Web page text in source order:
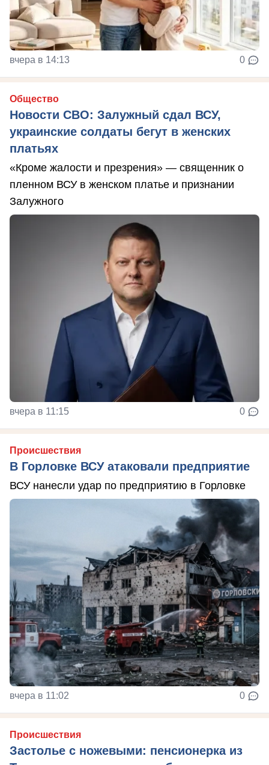
вчера в 14:13 0
Общество
Новости СВО: Залужный сдал ВСУ,
украинские солдаты бегут в женских
платьях
«Кроме жалости и презрения» — священник о
пленном ВСУ в женском платье и признании
Залужного
вчера в 11:15 0
Происшествия
В Горловке ВСУ атаковали предприятие
ВСУ нанесли удар по предприятию в Горловке
вчера в 11:02 0
Происшествия
Застолье с ножевыми: пенсионерка из